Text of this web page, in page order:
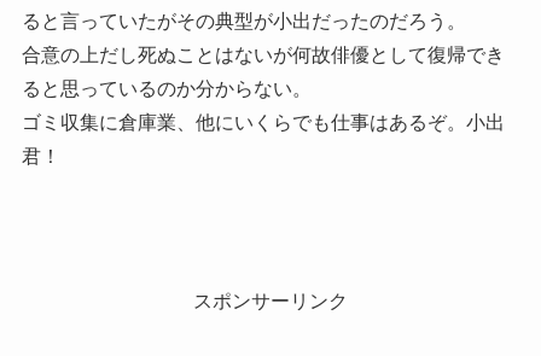
ると言っていたがその典型が小出だったのだろう。
合意の上だし死ぬことはないが何故俳優として復帰でき
ると思っているのか分からない。
ゴミ収集に倉庫業、他にいくらでも仕事はあるぞ。小出
君！
スポンサーリンク